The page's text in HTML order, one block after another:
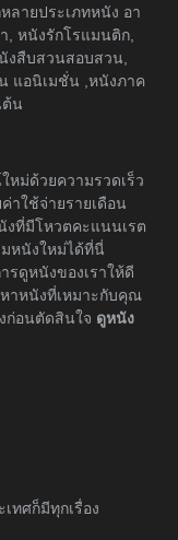
ลายประเภทหนัง อา
หนังรักโรแมนติก,
งสืบสวนสอบสวน,
แอนิเมชั่น ,หนังภาค
ต้น
หม่ด้วยความรวดเร็ว
าใช้จ่ายรายเดือน
ที่มีโหวตคะแนนเรต
หนังใหม่ได้ที่นี่
รดูหนังของเราให้ดี
าหนังที่เหมาะกับคุณ
ก่อนตัดสินใจ ดูหนัง
ทศก็มีทุกเรื่อง